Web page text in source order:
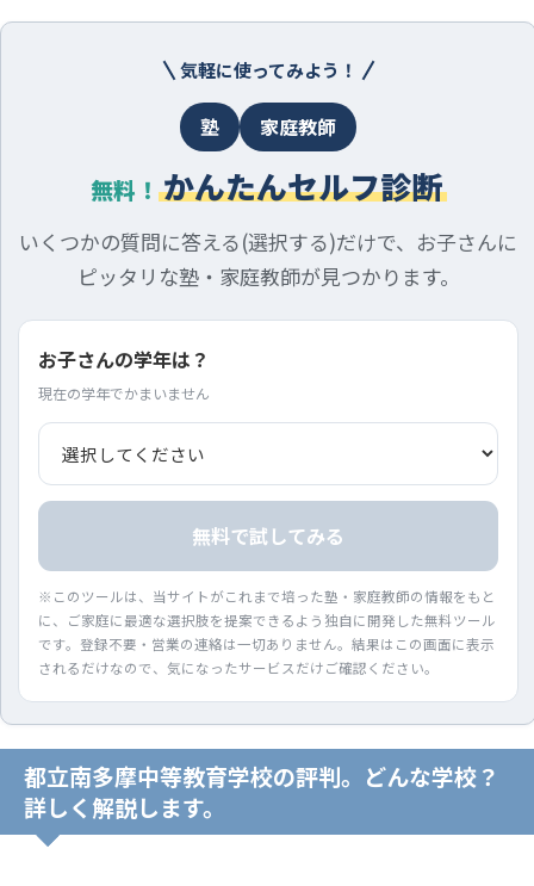
気軽に使ってみよう！
塾 家庭教師
無料！ かんたんセルフ診断
いくつかの質問に答える(選択する)だけで、お子さんに
ピッタリな塾・家庭教師が見つかります。
お子さんの学年は？
現在の学年でかまいません
無料で試してみる
※このツールは、当サイトがこれまで培った塾・家庭教師の情報をもと
に、ご家庭に最適な選択肢を提案できるよう独自に開発した無料ツール
です。登録不要・営業の連絡は一切ありません。結果はこの画面に表示
されるだけなので、気になったサービスだけご確認ください。
都立南多摩中等教育学校の評判。どんな学校？
詳しく解説します。